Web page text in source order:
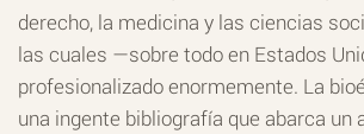
derecho, la medicina y las ciencias
las cuales —sobre todo en Estados
profesionalizado enormemente. La
una ingente bibliografía que abarca un